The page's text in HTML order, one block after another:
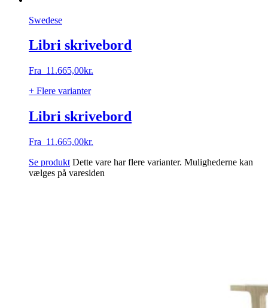
Swedese
Libri skrivebord
Fra 11.665,00kr.
+ Flere varianter
Libri skrivebord
Fra 11.665,00kr.
Se produkt Dette vare har flere varianter. Mulighederne kan
vælges på varesiden